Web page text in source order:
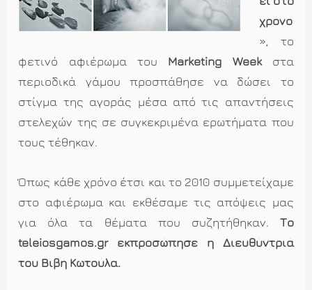
χρόνο
», το
φετινό αφιέρωμα του Marketing Weekστα
περιοδικά γάμου προσπάθησε να δώσει το
στίγμα της αγοράς μέσα από τις απαντήσεις
στελεχών της σε συγκεκριμένα ερωτήματα που
τους τέθηκαν.
Όπως κάθε χρόνο έτσι και το 2010 συμμετείχαμε
στο αφιέρωμα και εκθέσαμε τις απόψεις μας
για όλα τα θέματα που συζητήθηκαν. Το
teleiosgamos.gr εκπροσώπησε η Διευθύντριά
του Βιβή Κωτούλα.